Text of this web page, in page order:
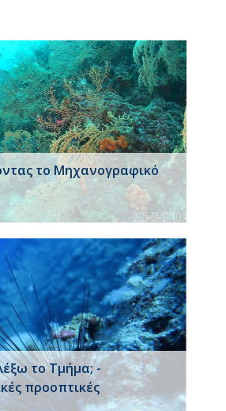
το Μηχανογραφικό
το Τμήμα; -
προοπτικές